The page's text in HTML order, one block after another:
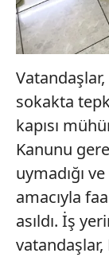
sokakta
kapısı
Kanunu
uymadığı
amacıyla
asıldı. İş
vatandaşlar,